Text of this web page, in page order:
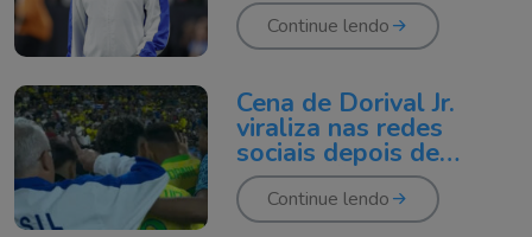
Continue lendo
Cena de Dorival Jr.
viraliza nas redes
sociais depois de
eliminação do Brasil
Continue lendo